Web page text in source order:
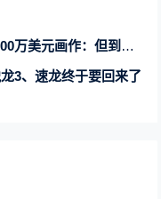
画作：但到死也没卖掉
3、速龙终于要回来了